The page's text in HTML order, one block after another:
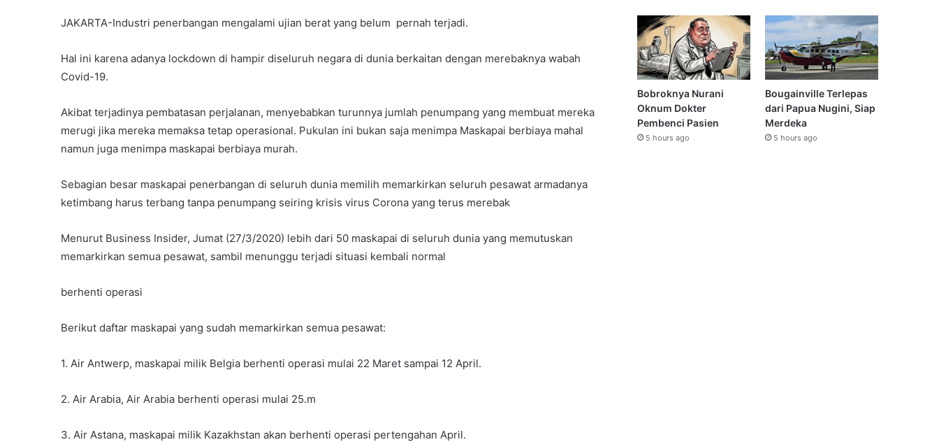
JAKARTA-Industri penerbangan mengalami ujian berat yang belum pernah terjadi.
Hal ini karena adanya lockdown di hampir diseluruh negara di dunia berkaitan dengan merebaknya wabah
Covid-19.
Akibat terjadinya pembatasan perjalanan, menyebabkan turunnya jumlah penumpang yang membuat mereka
merugi jika mereka memaksa tetap operasional. Pukulan ini bukan saja menimpa Maskapai berbiaya mahal
namun juga menimpa maskapai berbiaya murah.
Sebagian besar maskapai penerbangan di seluruh dunia memilih memarkirkan seluruh pesawat armadanya
ketimbang harus terbang tanpa penumpang seiring krisis virus Corona yang terus merebak
Menurut Business Insider, Jumat (27/3/2020) lebih dari 50 maskapai di seluruh dunia yang memutuskan
memarkirkan semua pesawat, sambil menunggu terjadi situasi kembali normal
berhenti operasi
Berikut daftar maskapai yang sudah memarkirkan semua pesawat:
1. Air Antwerp, maskapai milik Belgia berhenti operasi mulai 22 Maret sampai 12 April.
2. Air Arabia, Air Arabia berhenti operasi mulai 25.m
3. Air Astana, maskapai milik Kazakhstan akan berhenti operasi pertengahan April.
Bobroknya Nurani
Oknum Dokter
Pembenci Pasien
5 hours ago
Bougainville Terlepas
dari Papua Nugini, Siap
Merdeka
5 hours ago